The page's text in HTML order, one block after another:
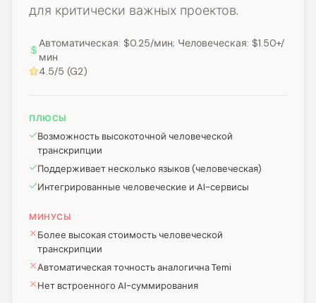
для критически важных проектов.
Автоматическая: $0.25/мин; Человеческая: $1.50+/
мин
4.5/5 (G2)
ПЛЮСЫ
Возможность высокоточной человеческой
транскрипции
Поддерживает несколько языков (человеческая)
Интегрированные человеческие и AI-сервисы
МИНУСЫ
Более высокая стоимость человеческой
транскрипции
Автоматическая точность аналогична Temi
Нет встроенного AI-суммирования